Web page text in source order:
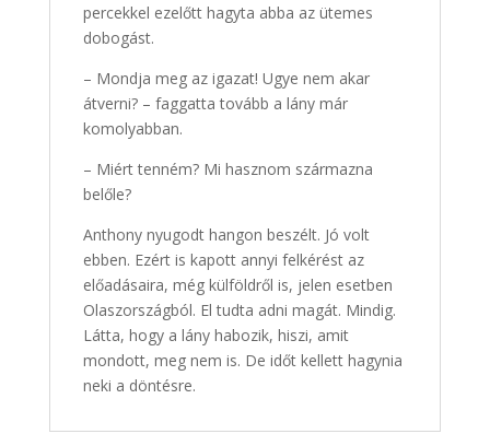
percekkel ezelőtt hagyta abba az ütemes
dobogást.
– Mondja meg az igazat! Ugye nem akar
átverni? – faggatta tovább a lány már
komolyabban.
– Miért tenném? Mi hasznom származna
belőle?
Anthony nyugodt hangon beszélt. Jó volt
ebben. Ezért is kapott annyi felkérést az
előadásaira, még külföldről is, jelen esetben
Olaszországból. El tudta adni magát. Mindig.
Látta, hogy a lány habozik, hiszi, amit
mondott, meg nem is. De időt kellett hagynia
neki a döntésre.